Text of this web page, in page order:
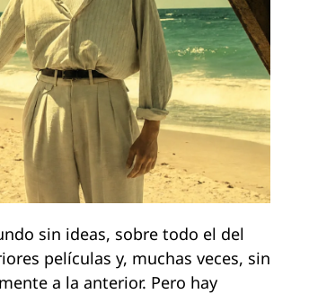
sin ideas, sobre todo el del
películas y, muchas veces, sin
a la anterior. Pero hay